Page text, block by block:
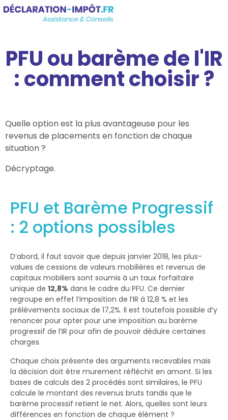
PFU ou barème de l'IR
: comment choisir ?
Quelle option est la plus avantageuse pour les
revenus de placements en fonction de chaque
situation ?
Décryptage.
PFU et Barème Progressif
: 2 options possibles
D’abord, il faut savoir que depuis janvier 2018, les plus-
values de cessions de valeurs mobilières et revenus de
capitaux mobiliers sont soumis à un taux forfaitaire
unique de 12,8% dans le cadre du PFU. Ce dernier
regroupe en effet l’imposition de l’IR à 12,8 % et les
prélèvements sociaux de 17,2%. Il est toutefois possible d’y
renoncer pour opter pour une imposition au barème
progressif de l’IR pour afin de pouvoir déduire certaines
charges.
Chaque choix présente des arguments recevables mais
la décision doit être murement réfléchit en amont. Si les
bases de calculs des 2 procédés sont similaires, le PFU
calcule le montant des revenus bruts tandis que le
barème processif retient le net. Alors, quelles sont leurs
différences en fonction de chaque élément ?